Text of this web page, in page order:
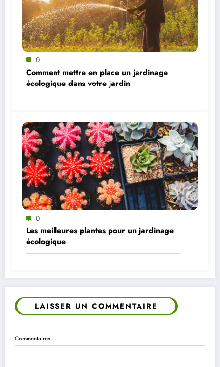
0
Comment mettre en place un jardinage
écologique dans votre jardin
0
Les meilleures plantes pour un jardinage
écologique
LAISSER UN COMMENTAIRE
Commentaires